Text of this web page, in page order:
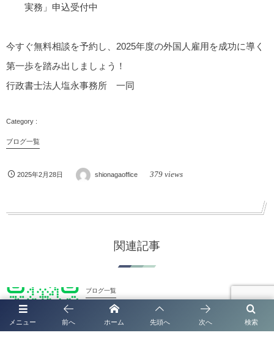
実務」申込受付中
今すぐ無料相談を予約し、2025年度の外国人雇用を成功に導く
第一歩を踏み出しましょう！
行政書士法人塩永事務所 一同
ブログ一覧
2025年2月28日 shionagaoffice 379 views
関連記事
ブログ一覧
太陽光発電システムの名義変更手続き完全ガイド
【2026年版】
メニュー 検索
前へ ホーム 先頭へ 次へ